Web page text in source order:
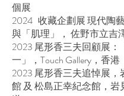
個展
2024 收藏企劃展 現代陶
與「肌理」， 佐野市立吉
2023 尾形香三夫回顧展：
一」，Touch Gallery，香港
2023 尾形香三夫追悼展
館 及 松島正幸紀念館，岩